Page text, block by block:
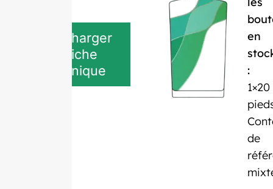
Télécharger
la fiche
technique
en
:
1×20
de